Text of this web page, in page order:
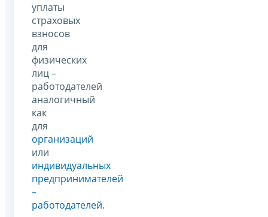
уплаты
страховых
взносов
для
физических
лиц –
работодателей
аналогичный
как
для
организаций
или
индивидуальных
предпринимателей
–
работодателей.